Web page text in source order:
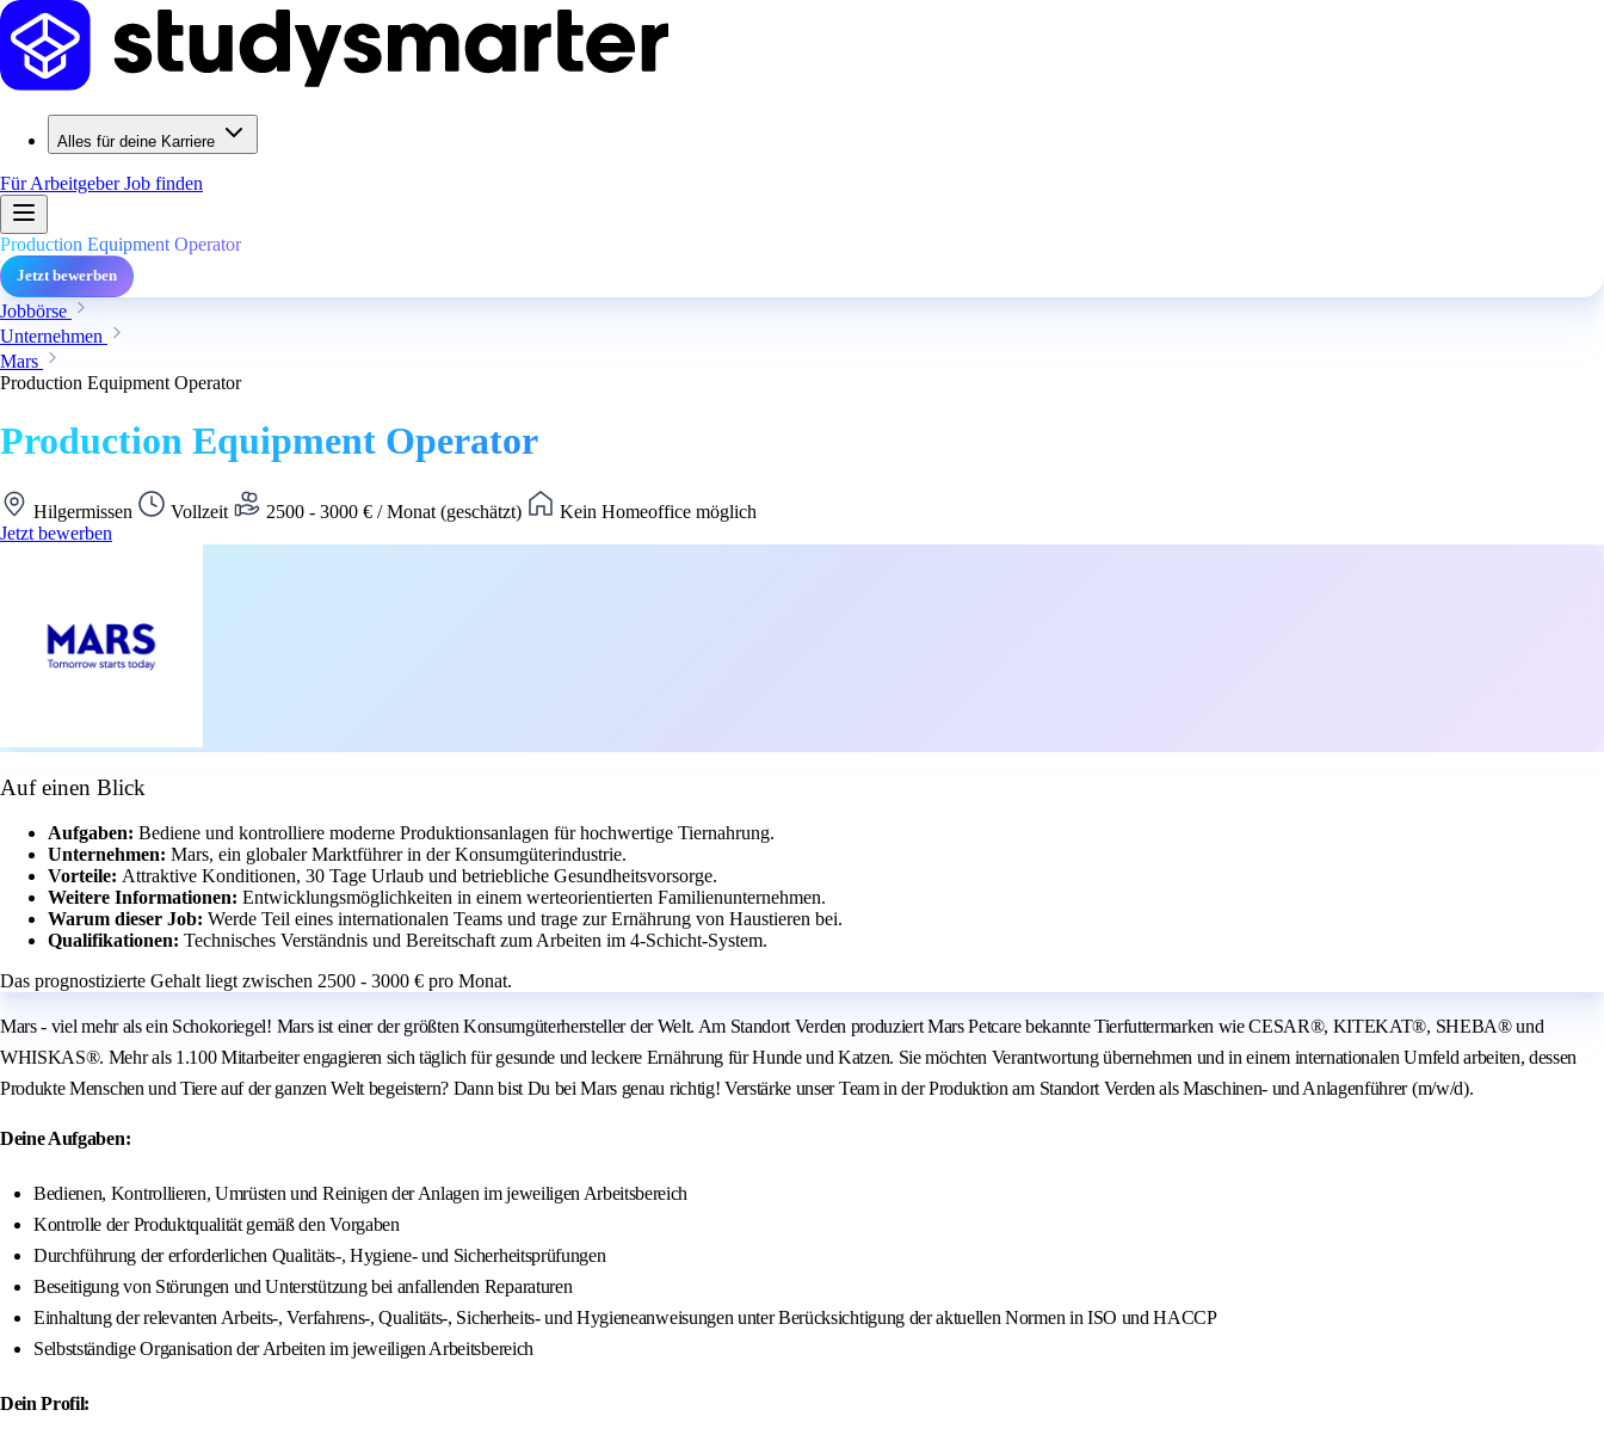
Alles für deine Karriere
Für ArbeitgeberJob finden
Production Equipment Operator
Jetzt bewerben
Jobbörse
Unternehmen
Mars
Production Equipment Operator
Production Equipment Operator
Hilgermissen Vollzeit 2500 - 3000 € / Monat (geschätzt)
Kein Homeoffice möglich
Jetzt bewerben
Auf einen Blick
Aufgaben: Bediene und kontrolliere moderne Produktionsanlagen für hochwertige Tiernahrung.
Unternehmen: Mars, ein globaler Marktführer in der Konsumgüterindustrie.
Vorteile: Attraktive Konditionen, 30 Tage Urlaub und betriebliche Gesundheitsvorsorge.
Weitere Informationen: Entwicklungsmöglichkeiten in einem werteorientierten Familienunternehmen.
Warum dieser Job: Werde Teil eines internationalen Teams und trage zur Ernährung von Haustieren bei.
Qualifikationen: Technisches Verständnis und Bereitschaft zum Arbeiten im 4-Schicht-System.
Das prognostizierte Gehalt liegt zwischen 2500 - 3000 € pro Monat.
Mars - viel mehr als ein Schokoriegel! Mars ist einer der größten Konsumgüterhersteller der Welt. Am Standort Verden produziert Mars Petcare bekannte Tierfuttermarken wie CESAR®, KITEKAT®, SHEBA® und
WHISKAS®. Mehr als 1.100 Mitarbeiter engagieren sich täglich für gesunde und leckere Ernährung für Hunde und Katzen. Sie möchten Verantwortung übernehmen und in einem internationalen Umfeld arbeiten, dessen
Produkte Menschen und Tiere auf der ganzen Welt begeistern? Dann bist Du bei Mars genau richtig! Verstärke unser Team in der Produktion am Standort Verden als Maschinen- und Anlagenführer (m/w/d).
Deine Aufgaben:
Bedienen, Kontrollieren, Umrüsten und Reinigen der Anlagen im jeweiligen Arbeitsbereich
Kontrolle der Produktqualität gemäß den Vorgaben
Durchführung der erforderlichen Qualitäts-, Hygiene- und Sicherheitsprüfungen
Beseitigung von Störungen und Unterstützung bei anfallenden Reparaturen
Einhaltung der relevanten Arbeits-, Verfahrens-, Qualitäts-, Sicherheits- und Hygieneanweisungen unter Berücksichtigung der aktuellen Normen in ISO und HACCP
Selbstständige Organisation der Arbeiten im jeweiligen Arbeitsbereich
Dein Profil: